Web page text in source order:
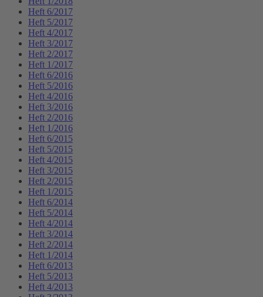
Heft 6/2017
Heft 5/2017
Heft 4/2017
Heft 3/2017
Heft 2/2017
Heft 1/2017
Heft 6/2016
Heft 5/2016
Heft 4/2016
Heft 3/2016
Heft 2/2016
Heft 1/2016
Heft 6/2015
Heft 5/2015
Heft 4/2015
Heft 3/2015
Heft 2/2015
Heft 1/2015
Heft 6/2014
Heft 5/2014
Heft 4/2014
Heft 3/2014
Heft 2/2014
Heft 1/2014
Heft 6/2013
Heft 5/2013
Heft 4/2013